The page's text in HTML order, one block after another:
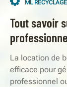
ML RECYCLAGE
Tout savoir
La location de
efficace pour
professionnel